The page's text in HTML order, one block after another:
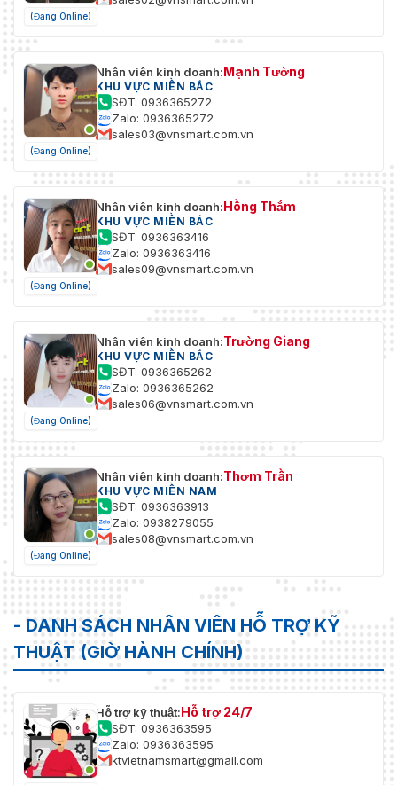
(Đang Online)
(Đang Online)
Nhân viên kinh doanh:Mạnh Tường
KHU VỰC MIỀN BẮC
SĐT: 0936365272
Zalo: 0936365272
sales03@vnsmart.com.vn
(Đang Online)
Nhân viên kinh doanh:Hồng Thắm
KHU VỰC MIỀN BẮC
SĐT: 0936363416
Zalo: 0936363416
sales09@vnsmart.com.vn
(Đang Online)
Nhân viên kinh doanh:Trường Giang
KHU VỰC MIỀN BẮC
SĐT: 0936365262
Zalo: 0936365262
sales06@vnsmart.com.vn
(Đang Online)
Nhân viên kinh doanh:Thơm Trần
KHU VỰC MIỀN NAM
SĐT: 0936363913
Zalo: 0938279055
sales08@vnsmart.com.vn
- DANH SÁCH NHÂN VIÊN HỖ TRỢ KỸ
THUẬT (GIỜ HÀNH CHÍNH)
Hỗ trợ kỹ thuật:Hỗ trợ 24/7
SĐT: 0936363595
Zalo: 0936363595
ktvietnamsmart@gmail.com